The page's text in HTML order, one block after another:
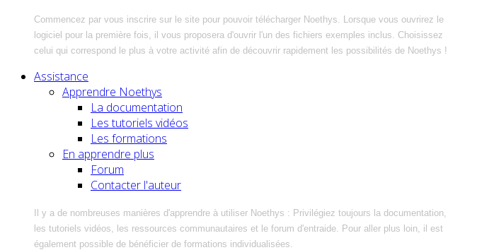
Commencez par vous inscrire sur le site pour pouvoir télécharger Noethys. Lorsque vous ouvrirez le
logiciel pour la première fois, il vous proposera d'ouvrir l'un des fichiers exemples inclus. Choisissez
celui qui correspond le plus à votre activité afin de découvrir rapidement les possibilités de Noethys !
Assistance
Apprendre Noethys
La documentation
Les tutoriels vidéos
Les formations
En apprendre plus
Forum
Contacter l'auteur
Il y a de nombreuses manières d'apprendre à utiliser Noethys : Privilégiez toujours la documentation,
les tutoriels vidéos, les ressources communautaires et le forum d'entraide. Pour aller plus loin, il est
également possible de bénéficier de formations individualisées.